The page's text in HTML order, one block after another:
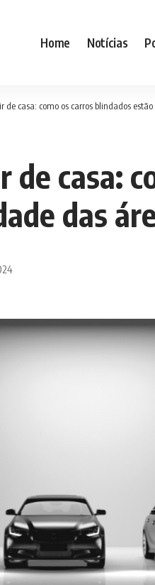
Home Notícias
de casa: como os carros blindados
de casa:
das